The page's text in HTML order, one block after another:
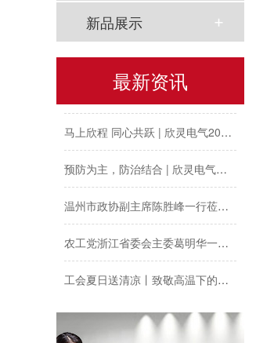
新品展示
最新资讯